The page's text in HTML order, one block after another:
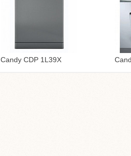
Candy CDP 1L39X